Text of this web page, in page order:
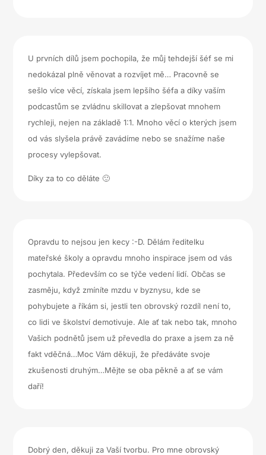
U prvních dílů jsem pochopila, že můj tehdejší šéf se mi
nedokázal plně věnovat a rozvíjet mě… Pracovně se
sešlo více věcí, získala jsem lepšího šéfa a díky vaším
podcastům se zvládnu skillovat a zlepšovat mnohem
rychleji, nejen na základě 1:1. Mnoho věcí o kterých jsem
od vás slyšela právě zavádíme nebo se snažíme naše
procesy vylepšovat.
Díky za to co děláte 🙂
Opravdu to nejsou jen kecy :-D. Dělám ředitelku
mateřské školy a opravdu mnoho inspirace jsem od vás
pochytala. Především co se týče vedení lidí. Občas se
zasměju, když zmíníte mzdu v byznysu, kde se
pohybujete a říkám si, jestli ten obrovský rozdíl není to,
co lidi ve školství demotivuje. Ale ať tak nebo tak, mnoho
Vašich podnětů jsem už převedla do praxe a jsem za ně
fakt vděčná…Moc Vám děkuji, že předáváte svoje
zkušenosti druhým…Mějte se oba pěkně a ať se vám
daří!
Dobrý den, děkuji za Vaší tvorbu. Pro mne obrovský